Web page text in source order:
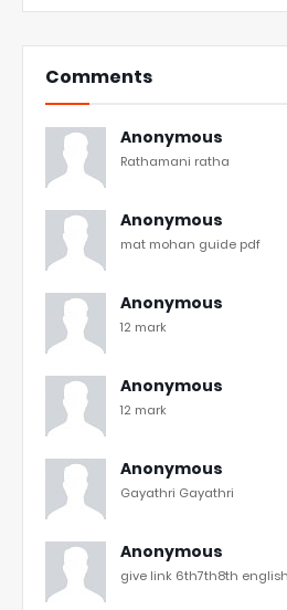
Comments
Anonymous
Rathamani ratha
Anonymous
mat mohan guide pdf
Anonymous
12 mark
Anonymous
12 mark
Anonymous
Gayathri Gayathri
Anonymous
give link 6th7th8th